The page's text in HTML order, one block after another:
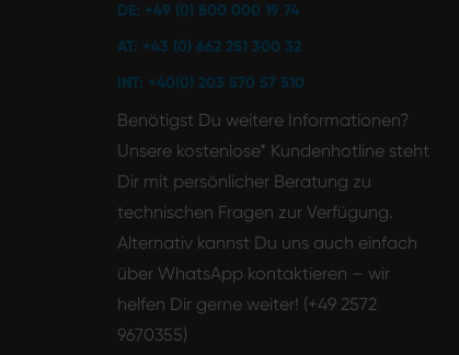
DE: +49 (0) 800 000 19 74
AT: +43 (0) 662 251 300 32
INT: +40(0) 203 570 57 510
Benötigst Du weitere Informationen?
Unsere kostenlose* Kundenhotline steht
Dir mit persönlicher Beratung zu
technischen Fragen zur Verfügung.
Alternativ kannst Du uns auch einfach
über WhatsApp kontaktieren – wir
helfen Dir gerne weiter! (+49 2572
9670355)